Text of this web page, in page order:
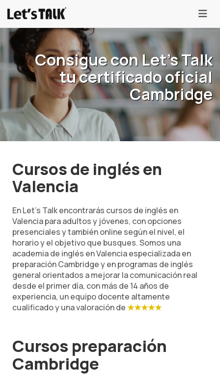
menu
Consigue con Let's Talk
tu certificado oficial
Cambridge
Cursos de inglés en
Valencia
En Let's Talk encontrarás cursos de inglés en
Valencia para adultos y jóvenes, con opciones
presenciales y también online según el nivel, el
horario y el objetivo que busques. Somos una
academia de inglés en Valencia especializada en
preparación Cambridge y en programas de inglés
general orientados a mejorar la comunicación real
desde el primer día, con más de 14 años de
experiencia, un equipo docente altamente
cualificado y una valoración de★★★★★
Cursos preparación
Cambridge